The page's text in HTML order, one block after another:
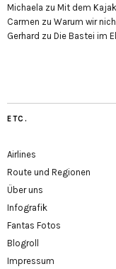
Michaela zu Mit dem
Carmen zu Warum wir
Gerhard zu Die Bastei im
ETC.
Airlines
Route und Regionen
Über uns
Infografik
Fantas Fotos
Blogroll
Impressum